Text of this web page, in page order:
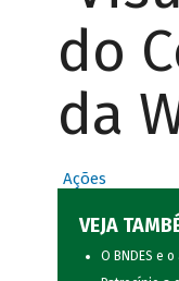
do
da
Ações
VEJA
O BNDES e